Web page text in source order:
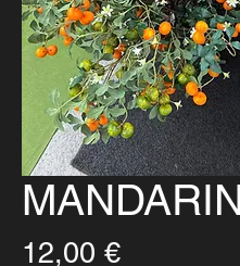
12,00 €Prezzo